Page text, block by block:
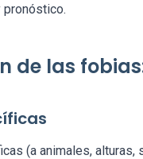
pronóstico.
de las
(a animales, alturas,